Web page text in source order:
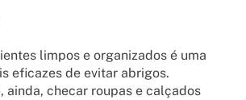
limpos e organizados é uma
eficazes de evitar abrigos.
ainda, checar roupas e calçados